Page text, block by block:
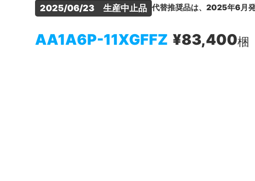
2025/06/23　生産中止品 代替推奨品は、2025年6月
AA1A6P-11XGFFZ ¥83,400梱